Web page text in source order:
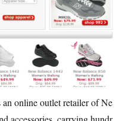
an online outlet retailer of Ne